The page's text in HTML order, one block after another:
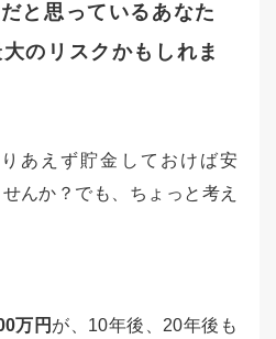
と思っているあなた
のリスクかもしれま
あえず貯金しておけば安
んか？でも、ちょっと考え
万円 が、10年後、20年後も